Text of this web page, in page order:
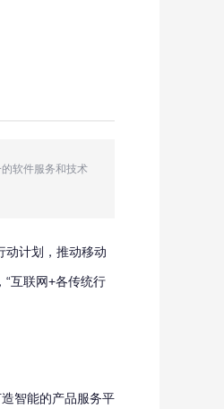
软件服务和技术
动计划，推动移动
互联网+各传统行
智能的产品服务平